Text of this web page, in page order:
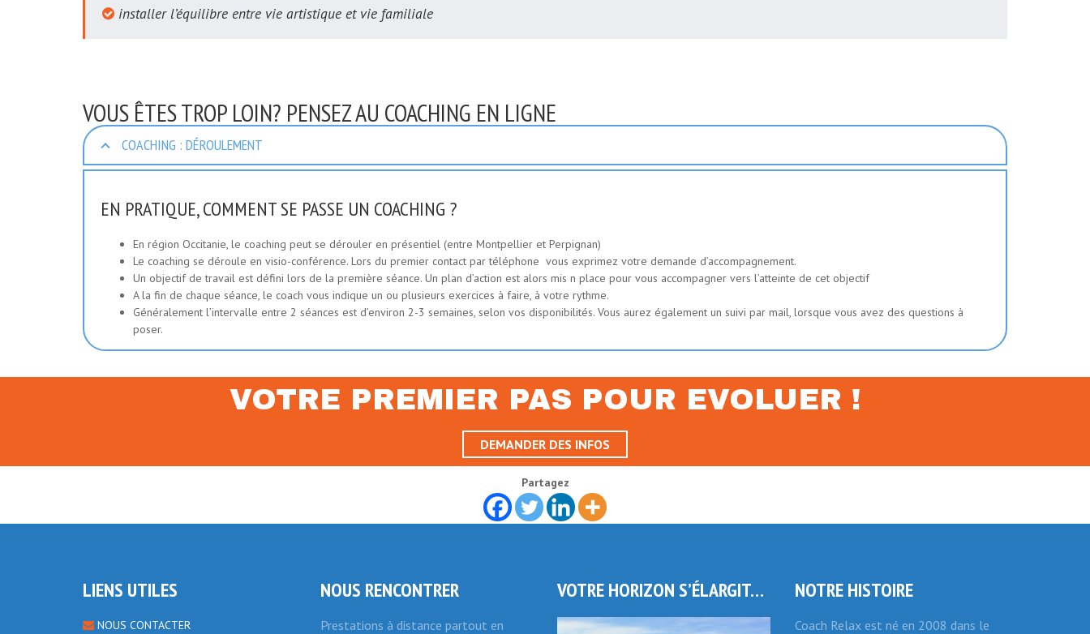
installer l’équilibre entre vie artistique et vie familiale
VOUS ÊTES TROP LOIN? PENSEZ AU COACHING EN LIGNE
COACHING : DÉROULEMENT
EN PRATIQUE, COMMENT SE PASSE UN COACHING ?
En région Occitanie, le coaching peut se dérouler en présentiel (entre Montpellier et Perpignan)
Le coaching se déroule en visio-conférence. Lors du premier contact par téléphone vous exprimez votre demande d’accompagnement.
Un objectif de travail est défini lors de la première séance. Un plan d’action est alors mis n place pour vous accompagner vers l’atteinte de cet objectif
A la fin de chaque séance, le coach vous indique un ou plusieurs exercices à faire, à votre rythme.
Généralement l’intervalle entre 2 séances est d’environ 2-3 semaines, selon vos disponibilités. Vous aurez également un suivi par mail, lorsque vous avez des questions à
poser.
VOTRE PREMIER PAS POUR EVOLUER !
DEMANDER DES INFOS
Partagez
LIENS UTILES
NOUS CONTACTER
NOUS RENCONTRER
Prestations à distance partout en
VOTRE HORIZON S’ÉLARGIT… NOTRE HISTOIRE
Coach Relax est né en 2008 dans le